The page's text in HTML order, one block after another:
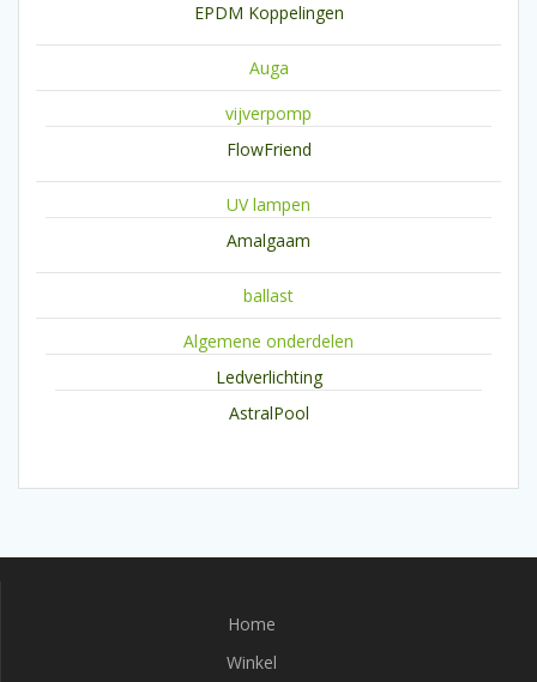
EPDM Koppelingen
Auga
vijverpomp
FlowFriend
UV lampen
Amalgaam
ballast
Algemene onderdelen
Ledverlichting
AstralPool
Home
Winkel